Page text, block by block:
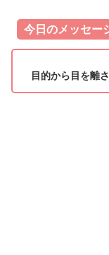
今日のメッセー
目的から目を離